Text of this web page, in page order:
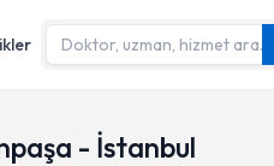
- İstanbul